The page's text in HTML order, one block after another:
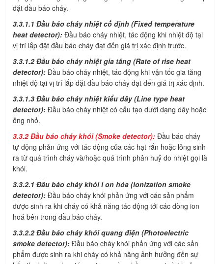
đặt đầu báo cháy.
3.3.1.1 Đầu báo cháy nhiệt cố định (Fixed temperature
heat detector): Đầu báo cháy nhiệt, tác động khi nhiệt độ tại
vị trí lắp đặt đầu báo cháy đạt đến giá trị xác định trước.
3.3.1.2 Đầu báo cháy nhiệt gia tăng (Rate of rise heat
detector): Đầu báo cháy nhiệt, tác động khi vận tốc gia tăng
nhiệt độ tại vị trí lắp đặt đầu báo cháy đạt đến giá trị xác định.
3.3.1.3 Đầu báo cháy nhiệt kiểu dây (Line type heat
detector): Đầu báo cháy nhiệt có cấu tạo dưới dạng dây hoặc
ống nhỏ.
3.3.2 Đầu báo cháy khói (Smoke detector): Đầu báo cháy
tự động phản ứng với tác động của các hạt rắn hoặc lỏng sinh
ra từ quá trình cháy và/hoặc quá trình phân huỷ do nhiệt gọi là
khói.
3.3.2.1 Đầu báo cháy khói i on hóa (ionization smoke
detector): Đầu báo cháy khói phản ứng với các sản phẩm
được sinh ra khi cháy có khả năng tác động tới các dòng ion
hoá bên trong đầu báo cháy.
3.3.2.2 Đầu báo cháy khói quang điện (Photoelectric
smoke detector): Đầu báo cháy khói phản ứng với các sản
phẩm được sinh ra khi cháy có khả năng ảnh hưởng đến sự